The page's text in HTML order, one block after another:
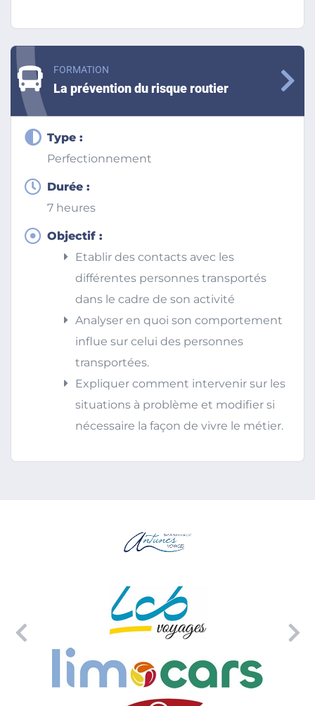
FORMATION
La prévention du risque routier
Type :
Perfectionnement
Durée :
7 heures
Objectif :
Etablir des contacts avec les
différentes personnes transportés
dans le cadre de son activité
Analyser en quoi son comportement
influe sur celui des personnes
transportées.
Expliquer comment intervenir sur les
situations à problème et modifier si
nécessaire la façon de vivre le métier.
Précédent